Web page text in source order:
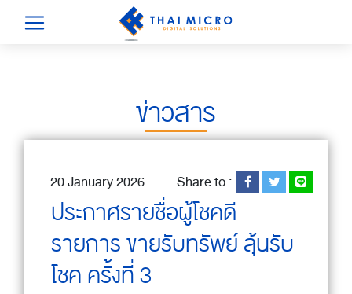
ข่าวสาร
20 January 2026 Share to :
ประกาศรายชื่อผู้โชคดี
รายการ ขายรับทรัพย์ ลุ้นรับ
โชค ครั้งที่ 3